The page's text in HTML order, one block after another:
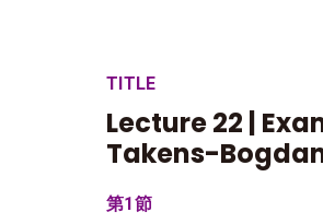
TITLE
Lecture 22 |
Takens-
第1節